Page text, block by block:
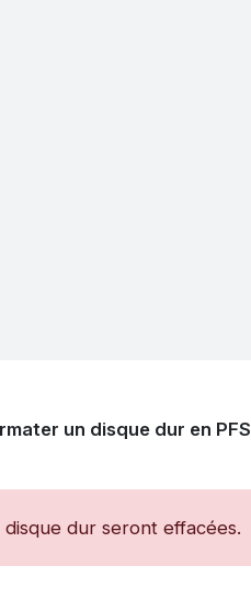
un disque dur en PFS
dur seront effacées.